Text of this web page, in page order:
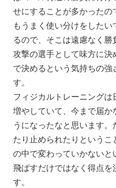
せにすることが多かった
もうまく使い分けをした
るので、そこは遠慮なく勝
攻撃の選手として味方に
で決めるという気持ちの
す。
フィジカルトレーニング
増やしていて、今まで届
うになったなと思います
たり止められたりという
の中で変わっていかない
飛ばすだけではなく得点
す。